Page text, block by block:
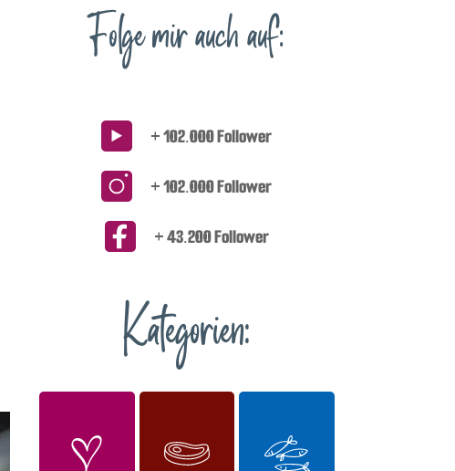
Folge mir auch auf:
+ 102.000 Follower
+ 102.000 Follower
+ 43.200 Follower
Kategorien: